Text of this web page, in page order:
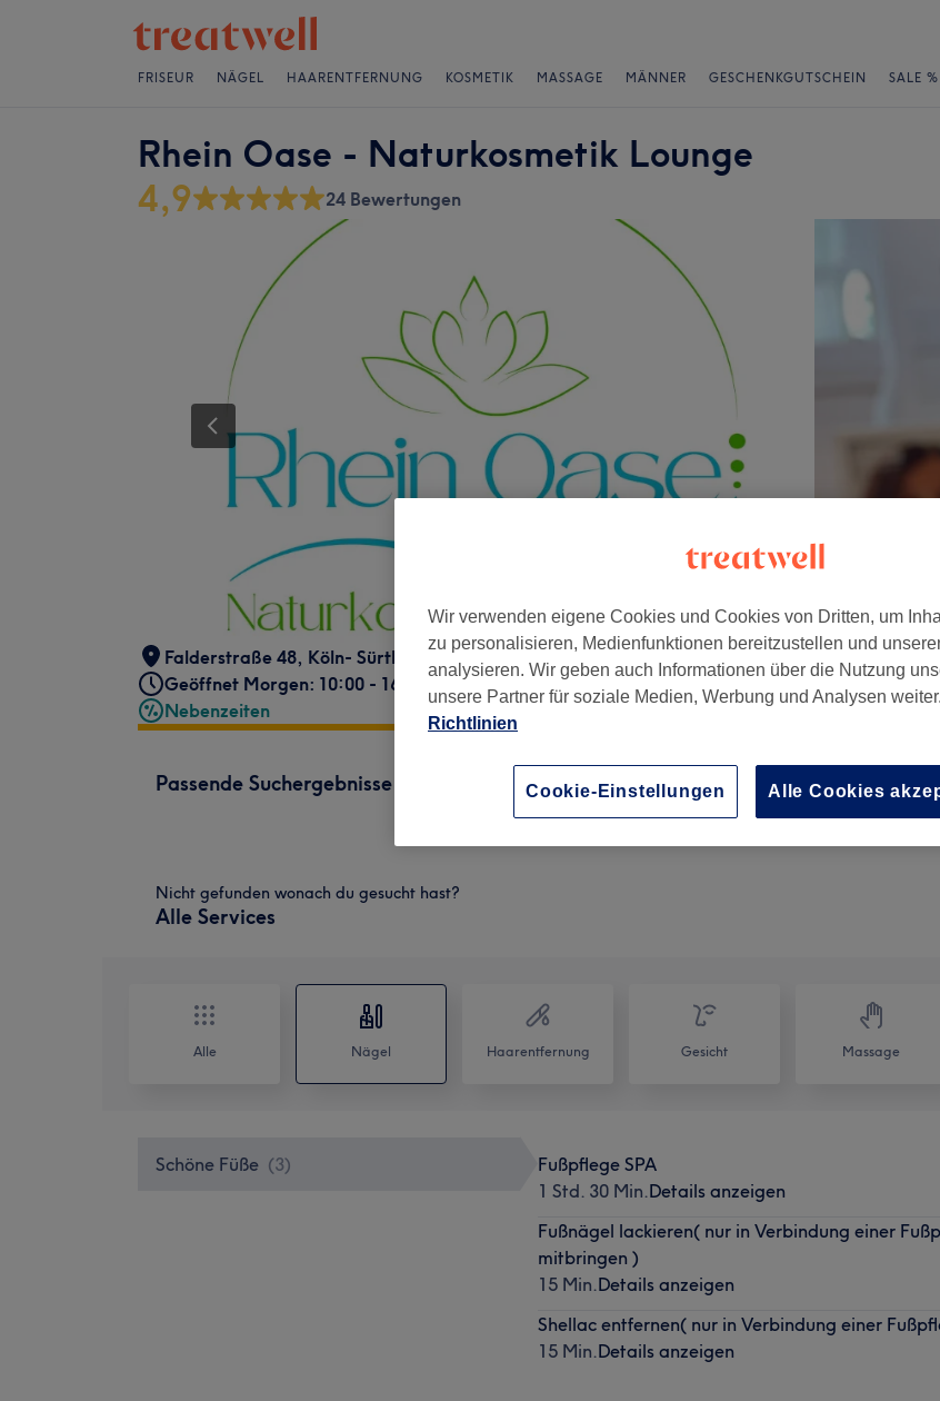
FRISEUR NÄGEL HAARENTFERNUNG KOSMETIK MASSAGE MÄNNER GESCHENKGUTSCHEIN SALE %
Rhein Oase - Naturkosmetik Lounge
4,9 24 Bewertungen
Falderstraße 48, Köln- Sürth
50999
Geöffnet Morgen: 10:00 - 16:00
Nebenzeiten
Passende Suchergebnisse
Fußpflege SPA
Nicht gefunden wonach du gesucht hast?
Alle Services
Alle Nägel Haarentfernung Gesicht Massage
Schöne Füße (3)
Fußpflege SPA
1 Std. 30 Min.Details anzeigen
Fußnägel lackieren( nur in Verbindung einer
mitbringen )
15 Min.Details anzeigen
Shellac entfernen( nur in Verbindung einer
15 Min.Details anzeigen
Wir verwenden eigene Cookies und Cookies von Dritten, um
zu personalisieren, Medienfunktionen bereitzustellen und
analysieren. Wir geben auch Informationen über die Nutzung
unsere Partner für soziale Medien, Werbung und Analysen weiter.
Richtlinien
Cookie-Einstellungen Alle Cookies